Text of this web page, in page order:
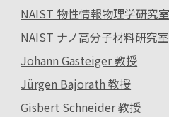
NAIST 物性情報物理学研究室
NAIST ナノ高分子材料研究室
Johann Gasteiger 教授
Jürgen Bajorath 教授
Gisbert Schneider 教授